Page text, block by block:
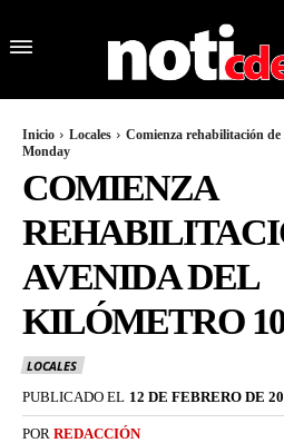
Inicio Locales
Comienza rehabilitación
Monday
COMIENZA
AVENIDA DEL
KILÓMETRO
LOCALES
PUBLICADO EL 12 DE FEBRERO DE
POR REDACCIÓN